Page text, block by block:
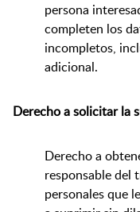
persona
completen los
incompletos,
adicional.
Derecho a solicitar la
Derecho a
responsable del
personales que